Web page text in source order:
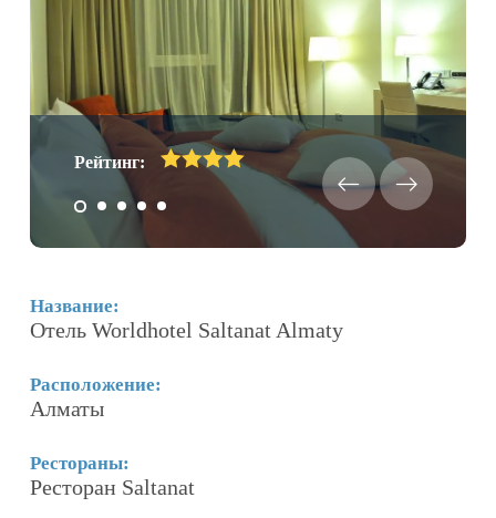
Рейтинг:
Название:
Отель Worldhotel Saltanat Almaty
Расположение:
Алматы
Рестораны:
Ресторан Saltanat